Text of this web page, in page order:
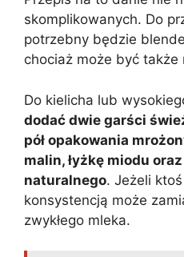
skomplikowanych. Do
potrzebny będzie
chociaż może być także
Do kielicha lub
dodać dwie garści
pół opakowania
malin, łyżkę miodu
naturalnego. Jeżeli
konsystencją może
zwykłego mleka.